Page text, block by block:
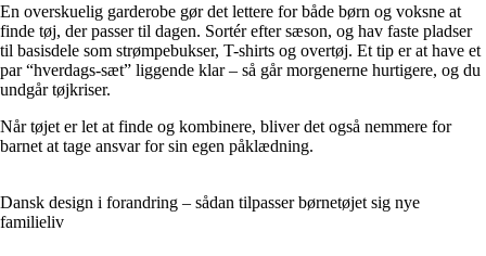
En overskuelig garderobe gør det lettere for både børn og voksne at
finde tøj, der passer til dagen. Sortér efter sæson, og hav faste pladser
til basisdele som strømpebukser, T-shirts og overtøj. Et tip er at have et
par “hverdags-sæt” liggende klar – så går morgenerne hurtigere, og du
undgår tøjkriser.
Når tøjet er let at finde og kombinere, bliver det også nemmere for
barnet at tage ansvar for sin egen påklædning.
Dansk design i forandring – sådan tilpasser børnetøjet sig nye
familieliv